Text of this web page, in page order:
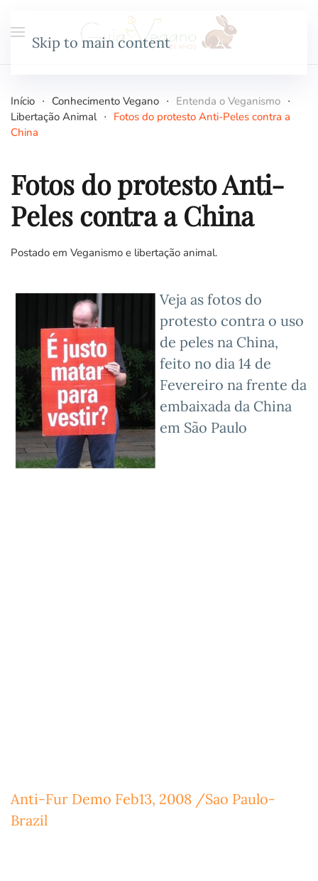
Skip to main content
Início Conhecimento Vegano
Entenda o Veganismo
Libertação Animal
Fotos do protesto Anti-Peles contra a
China
Fotos do protesto Anti-
Peles contra a China
Postado em Veganismo e libertação animal.
Veja as fotos do
protesto contra o uso
de peles na China,
feito no dia 14 de
Fevereiro na frente da
embaixada da China
em São Paulo
Anti-Fur Demo Feb13, 2008 /Sao Paulo-
Brazil